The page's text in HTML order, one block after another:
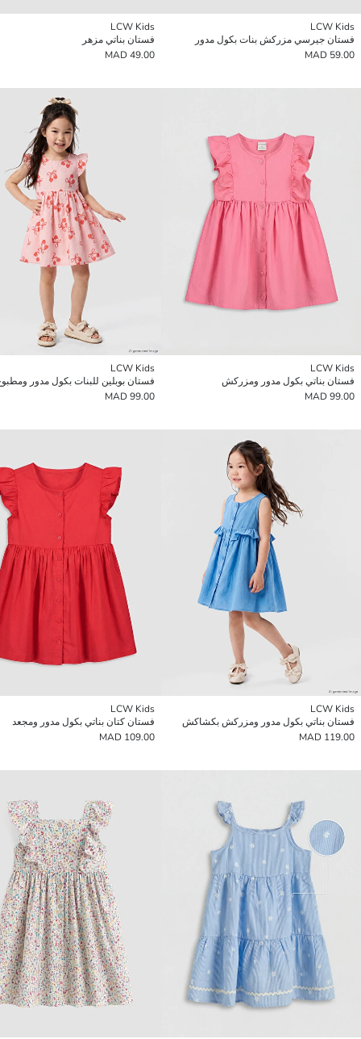
LCW Kids
فستان جيرسي مزركش بنات بكول مدور
59.00 MAD
LCW Kids
فستان بناتي مزهر
49.00 MAD
LCW Kids
فستان بناتي بكول مدور ومزركش
99.00 MAD
LCW Kids
فستان بوبلين للبنات بكول مدور
99.00 MAD
LCW Kids
فستان بناتي بكول مدور ومزركش بكشاكش
119.00 MAD
LCW Kids
فستان كتان بناتي بكول مدور ومجعد
109.00 MAD